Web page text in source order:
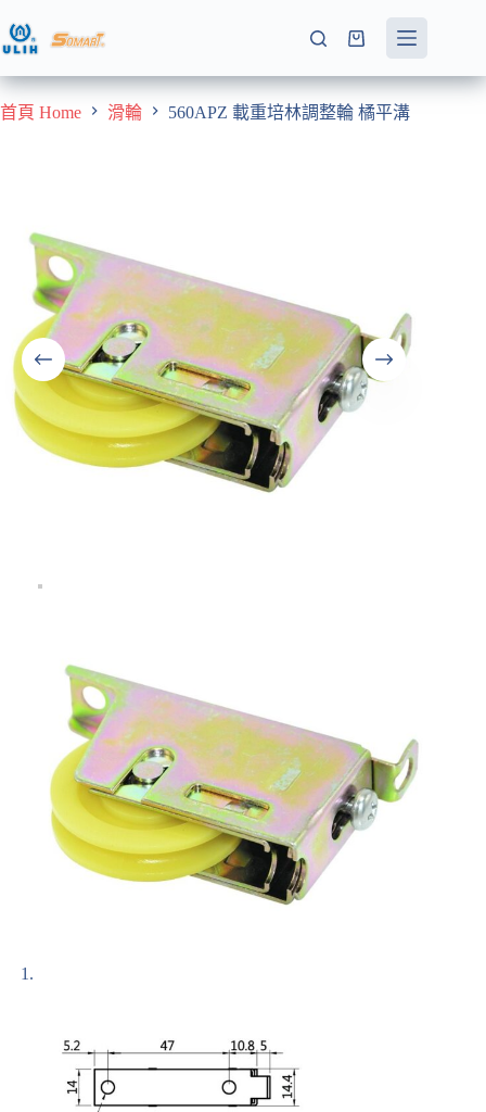
至
要
內
購
物
車
首頁 Home 滑輪 560APZ 載重培林調整輪 橘平溝